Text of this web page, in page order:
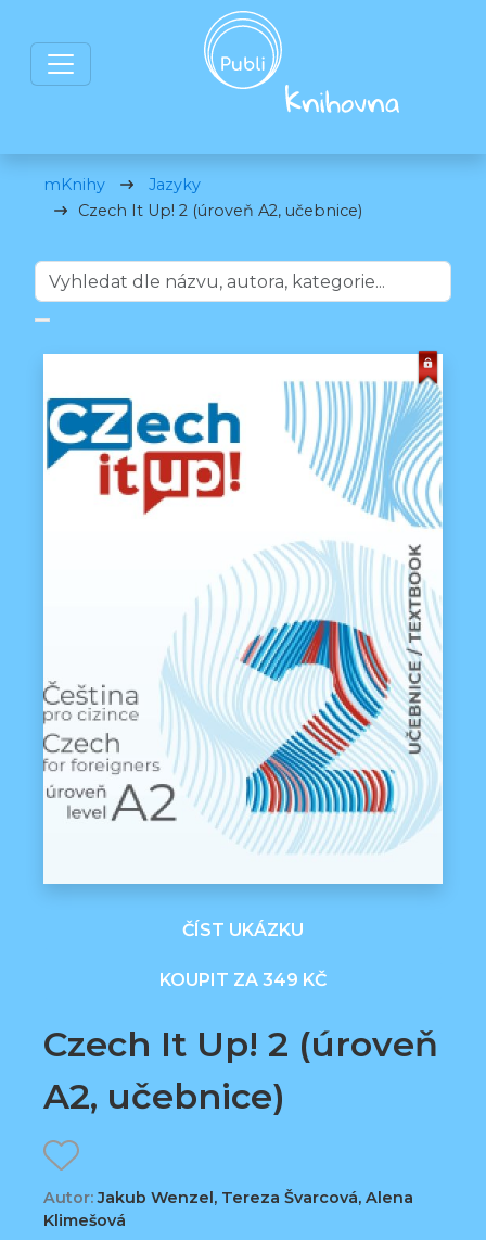
mKnihy
Jazyky
Czech It Up! 2 (úroveň A2, učebnice)
ČÍST UKÁZKU
KOUPIT ZA 349 KČ
Czech It Up! 2 (úroveň
A2, učebnice)
Autor:Jakub Wenzel, Tereza Švarcová, Alena
Klimešová